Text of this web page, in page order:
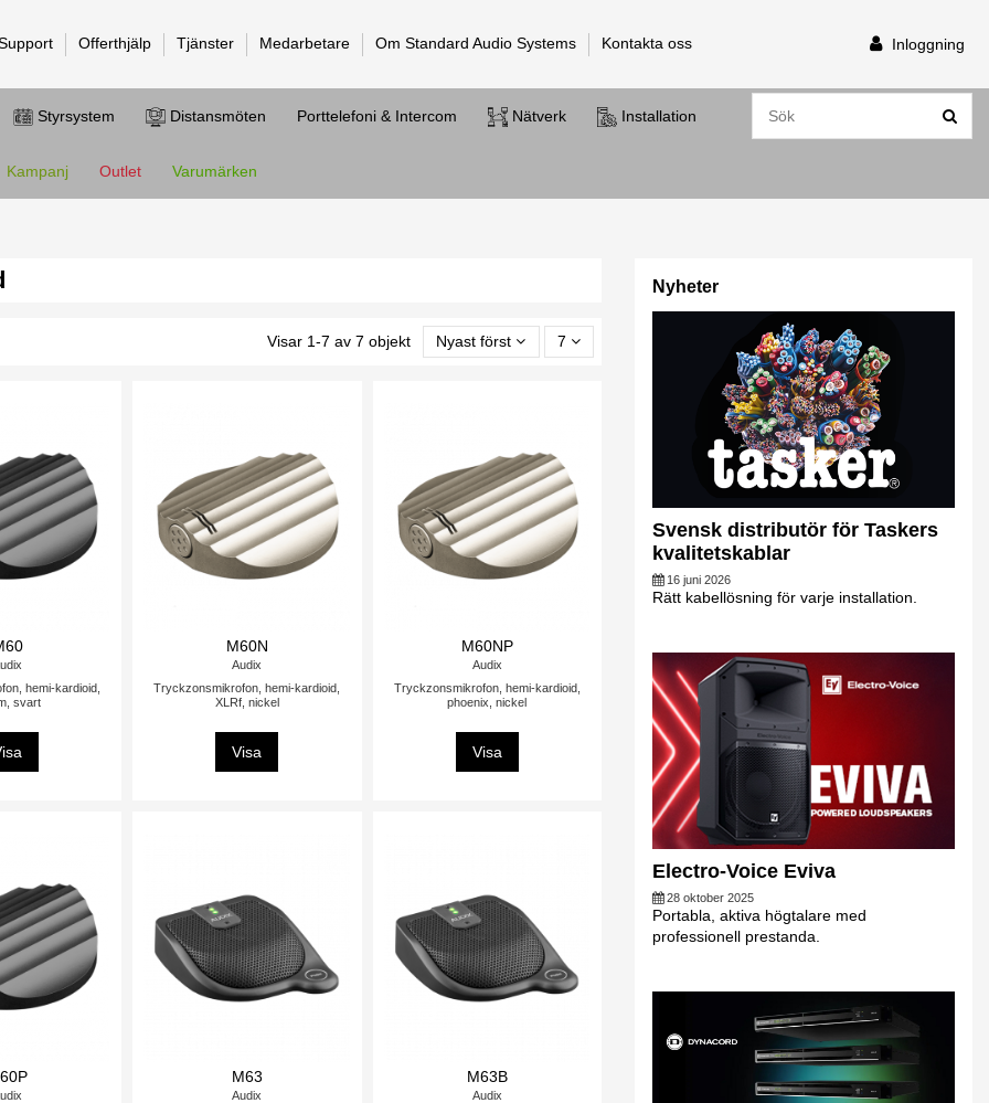
Offerthjälp Tjänster Medarbetare Om Standard Audio Systems Kontakta oss Inloggning
Styrsystem Distansmöten Porttelefoni & Intercom Nätverk Installation
Kampanj Outlet Varumärken
Visar 1-7 av 7 objekt Nyast först 7
hemi-kardioid,
svart
M60N
Audix
Tryckzonsmikrofon, hemi-kardioid,
XLRf, nickel
Visa
M60NP
Audix
Tryckzonsmikrofon, hemi-kardioid,
phoenix, nickel
Visa
M63
Audix
M63B
Audix
Nyheter
Svensk distributör för Taskers
kvalitetskablar
16 juni 2026
Rätt kabellösning för varje installation.
Electro-Voice Eviva
28 oktober 2025
Portabla, aktiva högtalare med
professionell prestanda.